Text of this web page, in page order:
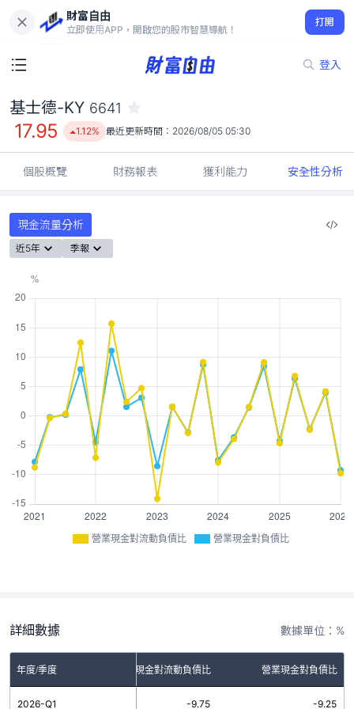
財富自由
立即使用APP，開啟您的股市智慧導航！
打開
登入
17.95
1.12%
基士德-KY 6641
17.95 1.12% 最近更新時間： 2026/08/05 05:30
個股概覽 財務報表 獲利能力 安全性分析
現金流量分析
近5年 季報
營業現金對流動負債比 營業現金對負債比
詳細數據 數據單位：%
年度/季度 營業現金對流動負債比 營業現金對負債比
2026-Q1 -9.75 -9.25